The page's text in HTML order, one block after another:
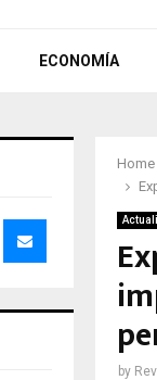
ECONOMÍA
Home
by